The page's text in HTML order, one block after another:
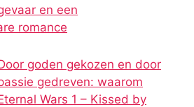
en een
romance
goden gekozen en door
gedreven: waarom
Wars 1 – Kissed by